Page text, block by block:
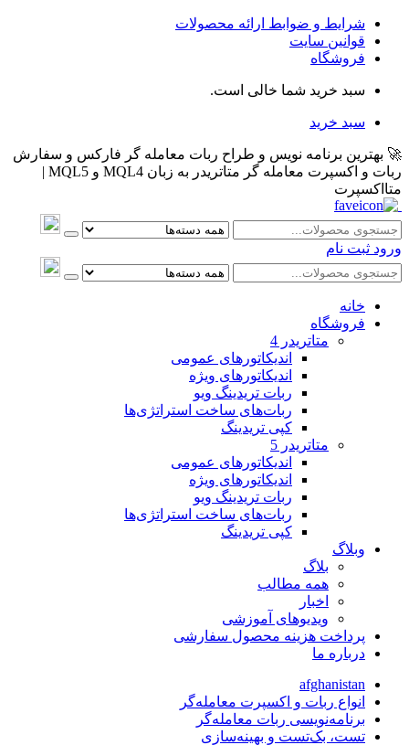
شرایط و ضوابط ارائه محصولات
قوانین سایت
فروشگاه
سبد خرید شما خالی است.
سبد خرید
🚀 بهترین برنامه نویس و طراح ربات معامله گر فارکس و سفارش
ربات و اکسپرت معامله گر متاتریدر به زبان MQL4 و MQL5 |
متااکسپرت
ورود ثبت نام
خانه
فروشگاه
متاتريدر 4
اندیکاتورهای عمومی
اندیکاتورهای ویژه
ربات تریدینگ ویو
ربات‌های ساخت استراتژی‌ها
کپی تریدینگ
متاتريدر 5
اندیکاتورهای عمومی
اندیکاتورهای ویژه
ربات تریدینگ ویو
ربات‌های ساخت استراتژی‌ها
کپی تریدینگ
وبلاگ
بلاگ
همه مطالب
اخبار
ویدیوهای آموزشی
پرداخت هزینه محصول سفارشی
درباره ما
afghanistan
انواع ربات و اکسپرت معامله‌گر
برنامه‌نویسی ربات معامله‌گر
تست، بک‌تست و بهینه‌سازی